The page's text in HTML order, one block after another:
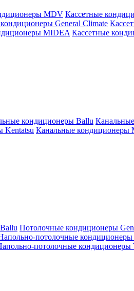
MDV Кассетные
General Climate
MIDEA Кассетные
кондиционеры Ballu
Kentatsu Канальные кондиционеры
Потолочные кондиционеры
потолочные кондиционеры
потолочные кондиционеры